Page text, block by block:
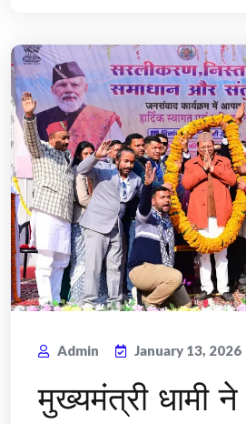
Admin January 13, 2026
मुख्यमंत्री धामी ने